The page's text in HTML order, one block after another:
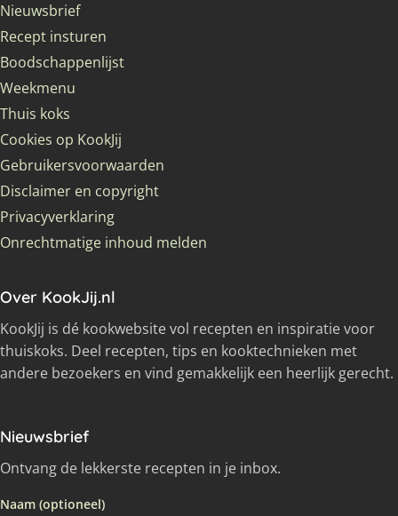
Nieuwsbrief
Recept insturen
Boodschappenlijst
Weekmenu
Thuis koks
Cookies op KookJij
Gebruikersvoorwaarden
Disclaimer en copyright
Privacyverklaring
Onrechtmatige inhoud melden
Over KookJij.nl
KookJij is dé kookwebsite vol recepten en inspiratie voor
thuiskoks. Deel recepten, tips en kooktechnieken met
andere bezoekers en vind gemakkelijk een heerlijk gerecht.
Nieuwsbrief
Ontvang de lekkerste recepten in je inbox.
Naam (optioneel)